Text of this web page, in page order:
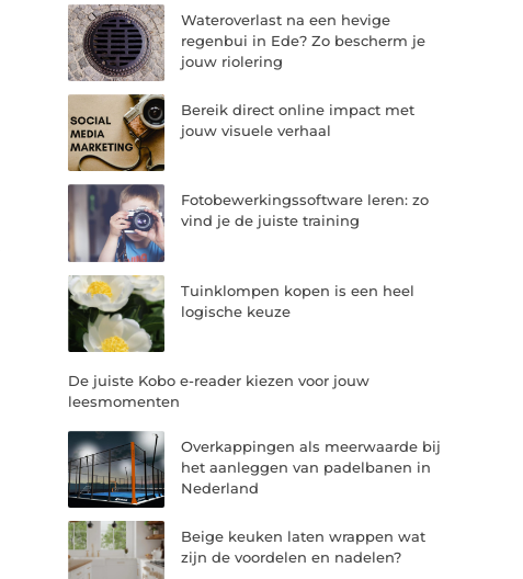
Wateroverlast na een hevige
regenbui in Ede? Zo bescherm je
jouw riolering
Bereik direct online impact met
jouw visuele verhaal
Fotobewerkingssoftware leren: zo
vind je de juiste training
Tuinklompen kopen is een heel
logische keuze
De juiste Kobo e-reader kiezen voor jouw
leesmomenten
Overkappingen als meerwaarde bij
het aanleggen van padelbanen in
Nederland
Beige keuken laten wrappen wat
zijn de voordelen en nadelen?